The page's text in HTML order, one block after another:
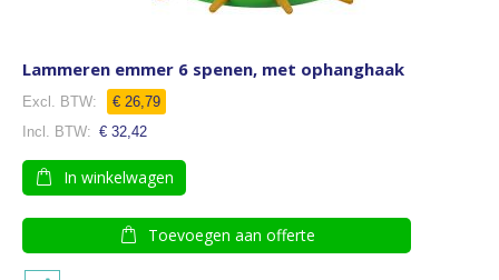
Lammeren emmer 6 spenen, met ophanghaak
€ 26,79
€ 32,42
In winkelwagen
Toevoegen aan offerte